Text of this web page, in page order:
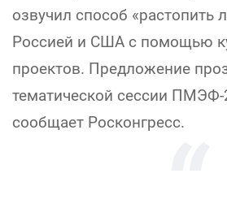
озвучил способ «растопить
Россией и США с помощью
проектов. Предложение
тематической сессии
сообщает Росконгресс.